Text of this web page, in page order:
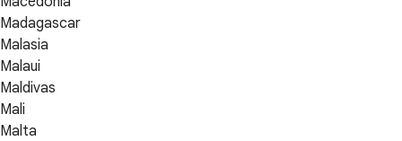
Madagascar
Malasia
Malaui
Maldivas
Mali
Malta